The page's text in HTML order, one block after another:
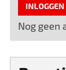
INLOGGEN
Nog geen